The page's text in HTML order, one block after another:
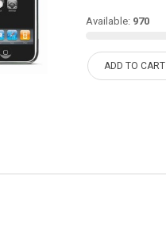
Available: 970
ADD TO CART